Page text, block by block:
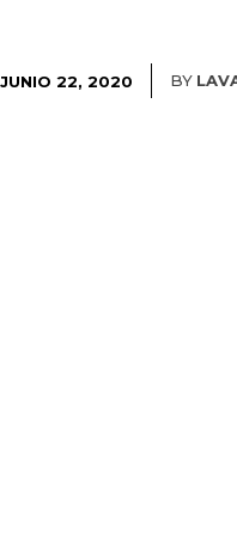
JUNIO 22, 2020 BY